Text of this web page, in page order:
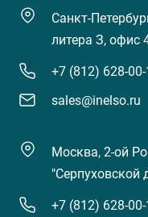
Санкт-
литера З, офис
+7 (812) 628-
sales@inelso.ru
Москва, 2-ой
"Серпуховской
+7 (812) 628-